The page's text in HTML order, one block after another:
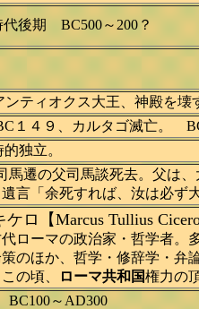
代後期 BC500～200？
ンティオクス大王、神殿を
１４９、カルタゴ滅亡。
的独立。
馬遷の父司馬談死去。父は
言「余死すれば、汝は必ず
ケロ【Marcus Tullius
ローマの政治家・哲学者。
のほか、哲学・修辞学・弁
この頃、
ローマ共和国権力の
BC100～AD300